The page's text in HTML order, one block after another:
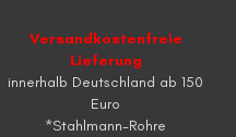
Versandkostenfreie
Lieferung
innerhalb Deutschland ab 150
Euro
*Stahlmann-Rohre